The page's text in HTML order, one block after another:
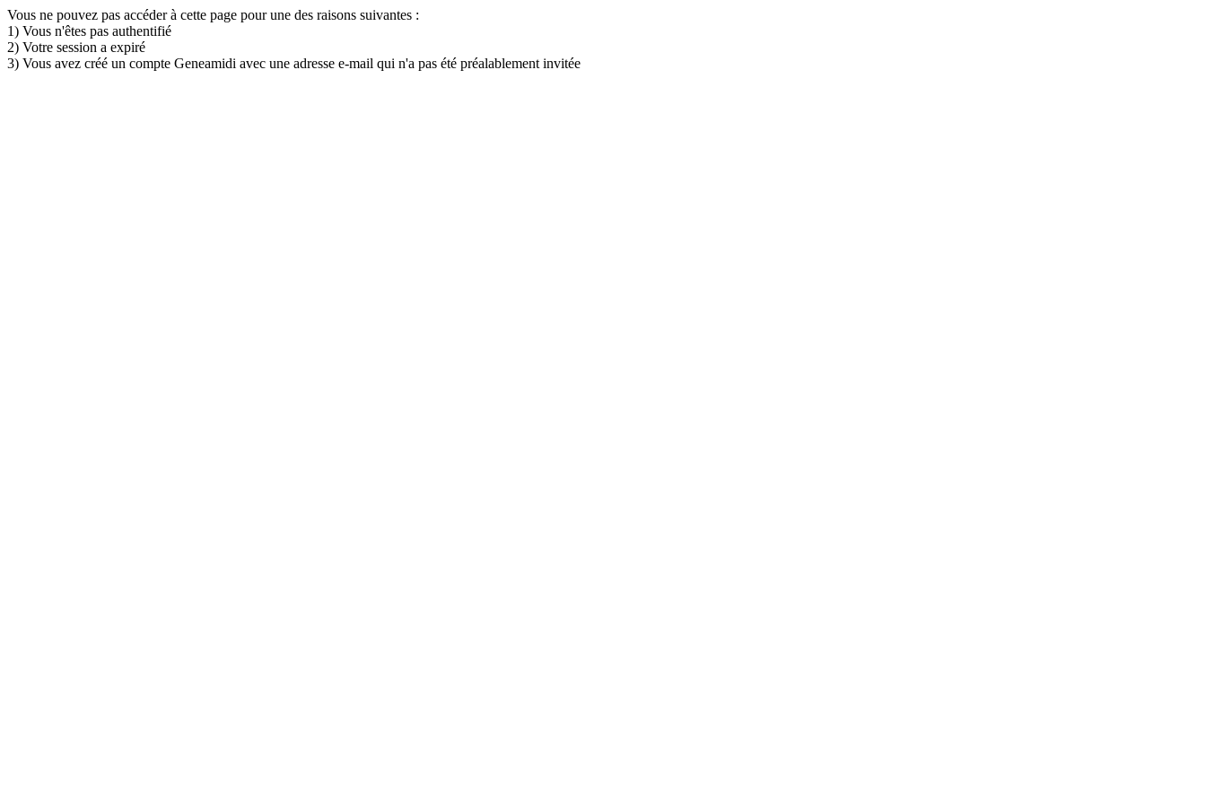
Vous ne pouvez pas accéder à cette page pour une des raisons suivantes :
1) Vous n'êtes pas authentifié
2) Votre session a expiré
3) Vous avez créé un compte Geneamidi avec une adresse e-mail qui n'a pas été préalablement invitée